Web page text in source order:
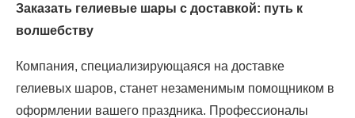
Заказать гелиевые шары с доставкой: путь к
волшебству
Компания, специализирующаяся на доставке
гелиевых шаров, станет незаменимым помощником в
оформлении вашего праздника. Профессионалы